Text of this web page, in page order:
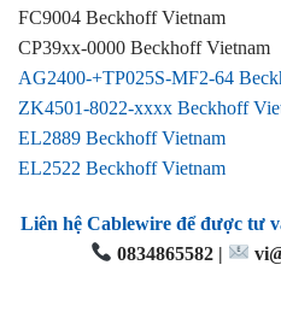
FC9004 Beckhoff Vietnam
CP39xx-0000 Beckhoff Vietnam
AG2400-+TP025S-MF2-64
ZK4501-8022-xxxx Beckhoff
EL2889 Beckhoff Vietnam
EL2522 Beckhoff Vietnam
Liên hệ Cablewire để được tư
0834865582 |